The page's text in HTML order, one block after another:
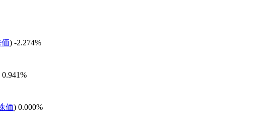
) -2.274%
0.941%
価) 0.000%